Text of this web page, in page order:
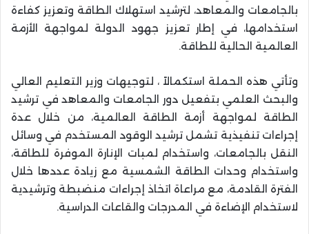
بالجامعات والمعاهد، لترشيد استهلاك الطاقة وتعزيز كفاءة
استخدامها، في إطار تعزيز جهود الدولة لمواجهة الأزمة
العالمية الحالية للطاقة.
وتأتي هذه الحملة استكمالاً ، لتوجيهات وزير التعليم العالي
والبحث العلمي بتفعيل دور الجامعات والمعاهد في ترشيد
الطاقة لمواجهة أزمة الطاقة العالمية، من خلال عدة
إجراءات تنفيذية تشمل ترشيد الوقود المستخدم في وسائل
النقل بالجامعات، واستخدام لمبات الإنارة الموفرة للطاقة،
واستخدام وحدات الطاقة الشمسية مع زيادة عددها خلال
الفترة القادمة، مع مراعاة اتخاذ إجراءات منضبطة وترشيدية
لاستخدام الإضاءة في المدرجات والقاعات الدراسية.